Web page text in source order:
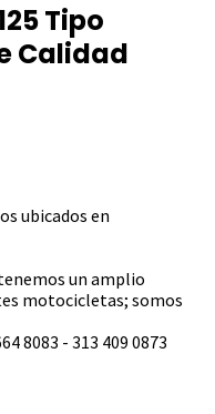
Tipo
Calidad
ubicados en
un amplio
motocicletas; somos
8083 - 313 409 0873